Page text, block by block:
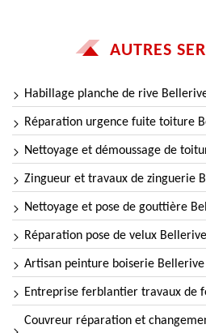
AUTRES
Habillage planche de rive
Réparation urgence fuite toiture
Nettoyage et démoussage de
Zingueur et travaux de zinguerie
Nettoyage et pose de gouttière
Réparation pose de velux Bellerive
Artisan peinture boiserie Bellerive
Entreprise ferblantier travaux de
Couvreur réparation et